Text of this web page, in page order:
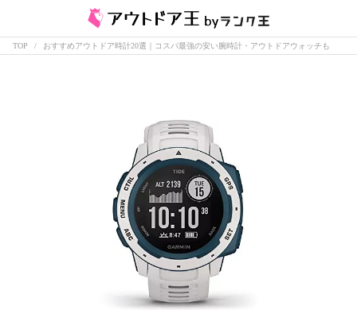
TOP おすすめアウトドア時計20選｜コスパ最強の安い腕時計・アウトドアウォッチも